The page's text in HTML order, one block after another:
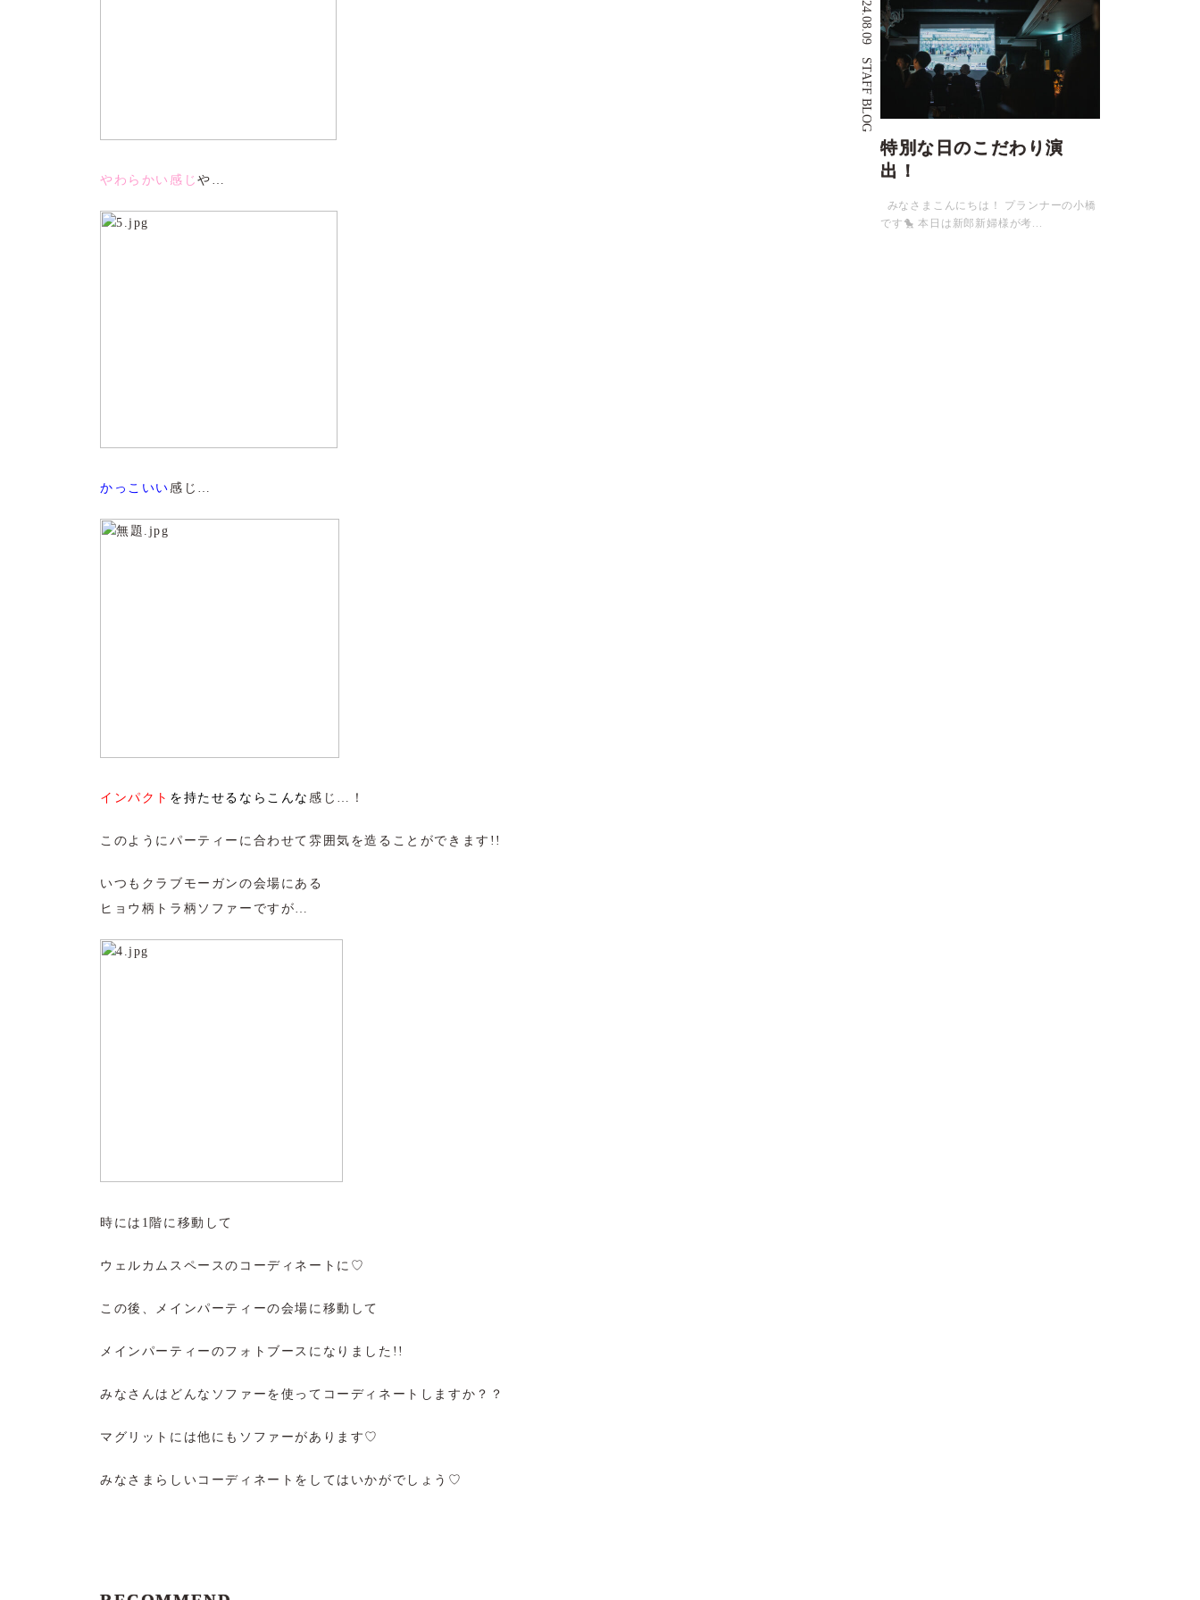
やわらかい感じや…
かっこいい感じ…
インパクト を持たせるならこんな 感じ…！
このようにパーティーに合わせて雰囲気を造ることができます!!
いつもクラブモーガンの会場にある
ヒョウ柄トラ柄ソファーですが…
時には1階に移動して
ウェルカムスペースのコーディネートに♡
この後、メインパーティーの会場に移動して
メインパーティーのフォトブースになりました!!
みなさんはどんなソファーを使ってコーディネートしますか？？
マグリットには他にもソファーがあります♡
みなさまらしいコーディネートをしてはいかがでしょう♡
特別な日のこだわり演
出！
2024.08.09
STAFF BLOG
みなさまこんにちは！ プランナーの小橋
です🐤 本日は新郎新婦様が考...